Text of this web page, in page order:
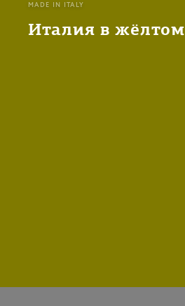
MADE IN ITALY
Италия в жёлтом